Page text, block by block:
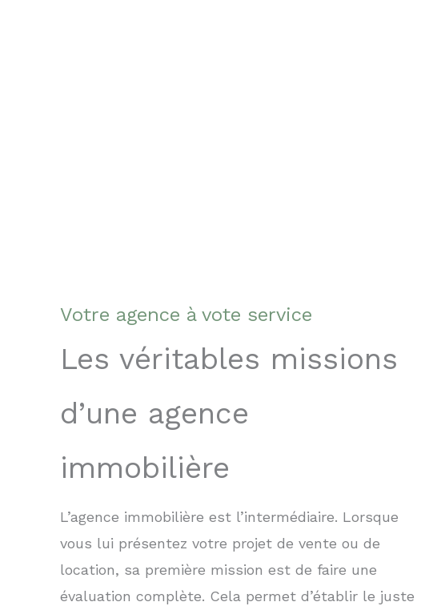
Votre agence à vote service
Les véritables missions
d’une agence
immobilière
L’agence immobilière est l’intermédiaire. Lorsque
vous lui présentez votre projet de vente ou de
location, sa première mission est de faire une
évaluation complète. Cela permet d’établir le juste